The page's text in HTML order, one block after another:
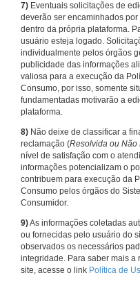
7) Eventuais solicitações de
deverão ser encaminhados por
dentro da própria plataforma.
usuário esteja logado.
individualmente pelos órgãos
publicidade das informações
valiosa para a execução da
Consumo, por isso, somente
fundamentadas motivarão a
plataforma.
8) Não deixe de classificar a
reclamação (Resolvida ou Não
nível de satisfação com o
informações potencializam o
contribuem para execução da
Consumo pelos órgãos do
Consumidor.
9)As informações coletadas
ou fornecidas pelo usuário do
observados os necessários
integridade. Para saber mais a
site, acesse o link Política de